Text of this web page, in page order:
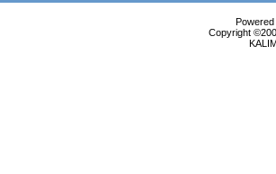
Copyright